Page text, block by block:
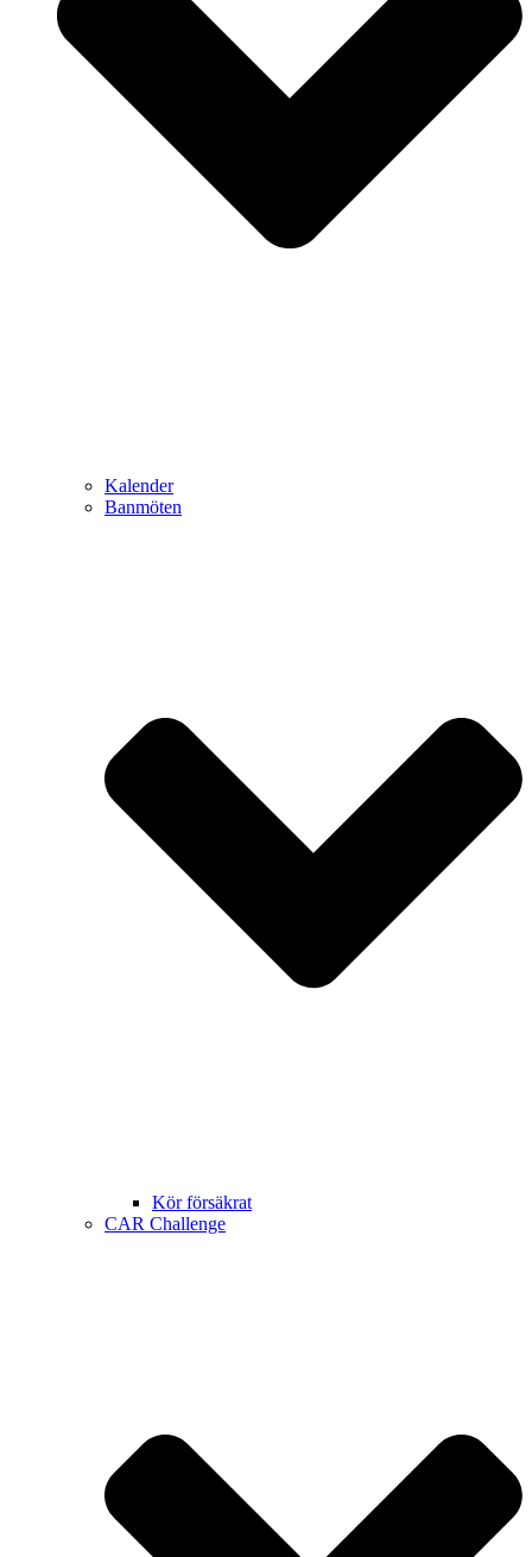
Kalender
Banmöten
Kör försäkrat
CAR Challenge